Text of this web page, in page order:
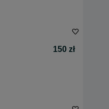
150 zł